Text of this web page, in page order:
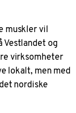
muskler vil
Vestlandet og
virksomheter
lokalt, men med
nordiske